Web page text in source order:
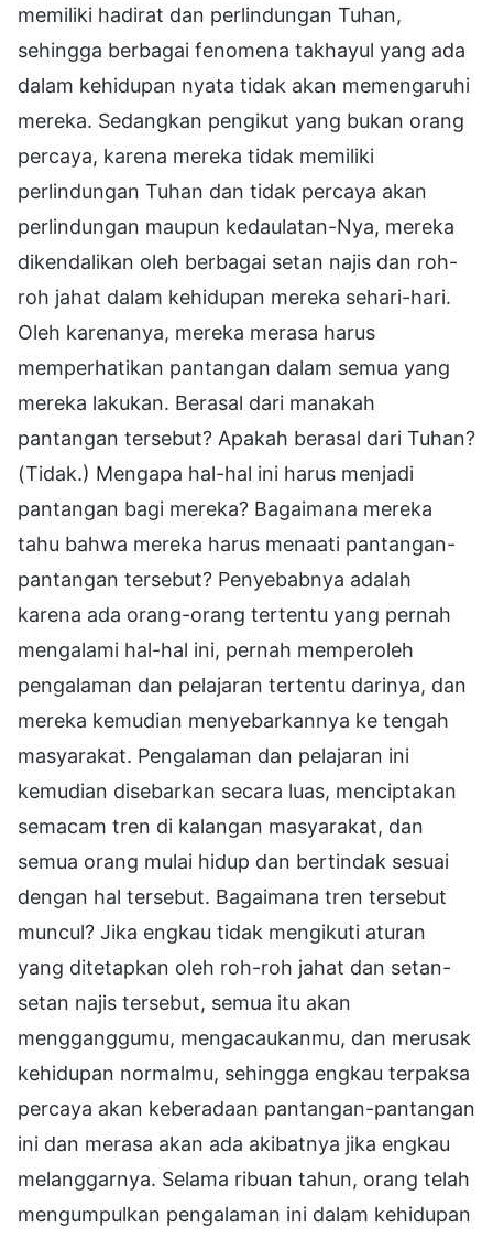
memiliki hadirat dan perlindungan Tuhan,
sehingga berbagai fenomena takhayul yang ada
dalam kehidupan nyata tidak akan memengaruhi
mereka. Sedangkan pengikut yang bukan orang
percaya, karena mereka tidak memiliki
perlindungan Tuhan dan tidak percaya akan
perlindungan maupun kedaulatan-Nya, mereka
dikendalikan oleh berbagai setan najis dan roh-
roh jahat dalam kehidupan mereka sehari-hari.
Oleh karenanya, mereka merasa harus
memperhatikan pantangan dalam semua yang
mereka lakukan. Berasal dari manakah
pantangan tersebut? Apakah berasal dari Tuhan?
(Tidak.) Mengapa hal-hal ini harus menjadi
pantangan bagi mereka? Bagaimana mereka
tahu bahwa mereka harus menaati pantangan-
pantangan tersebut? Penyebabnya adalah
karena ada orang-orang tertentu yang pernah
mengalami hal-hal ini, pernah memperoleh
pengalaman dan pelajaran tertentu darinya, dan
mereka kemudian menyebarkannya ke tengah
masyarakat. Pengalaman dan pelajaran ini
kemudian disebarkan secara luas, menciptakan
semacam tren di kalangan masyarakat, dan
semua orang mulai hidup dan bertindak sesuai
dengan hal tersebut. Bagaimana tren tersebut
muncul? Jika engkau tidak mengikuti aturan
yang ditetapkan oleh roh-roh jahat dan setan-
setan najis tersebut, semua itu akan
mengganggumu, mengacaukanmu, dan merusak
kehidupan normalmu, sehingga engkau terpaksa
percaya akan keberadaan pantangan-pantangan
ini dan merasa akan ada akibatnya jika engkau
melanggarnya. Selama ribuan tahun, orang telah
mengumpulkan pengalaman ini dalam kehidupan